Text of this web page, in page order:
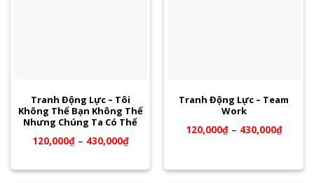
Tranh Động Lực – Tôi
Không Thể Bạn Không Thể
Nhưng Chúng Ta Có Thể
120,000₫– 430,000₫
Tranh Động Lực – Team
Work
120,000₫– 430,000₫